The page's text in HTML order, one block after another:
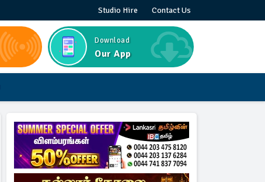
Studio Hire Contact Us
Download
Our App